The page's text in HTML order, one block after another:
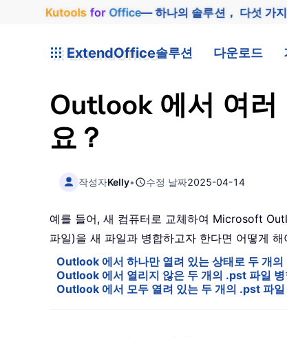
Kutools for Office— 하나의 솔루션， 다섯 가
ExtendOffice솔루션 다운로드
Outlook 에서 여러
요？
작성자Kelly• 수정 날짜2025-04-14
예를 들어, 새 컴퓨터로 교체하여 Microsoft
파일)을 새 파일과 병합하고자 한다면 어떻게
Outlook 에서 하나만 열려 있는 상태로 두 개
Outlook 에서 열리지 않은 두 개의 .pst 파일 병
Outlook 에서 모두 열려 있는 두 개의 .pst 파일